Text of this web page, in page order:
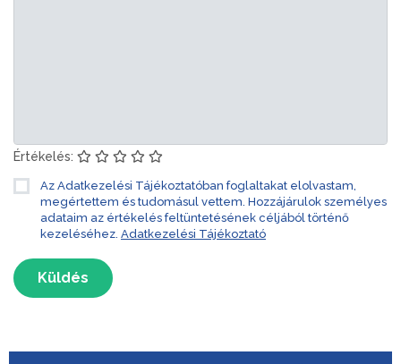
Értékelés:
Az Adatkezelési Tájékoztatóban foglaltakat elolvastam,
megértettem és tudomásul vettem. Hozzájárulok személyes
adataim az értékelés feltüntetésének céljából történő
kezeléséhez. Adatkezelési Tájékoztató
Küldés